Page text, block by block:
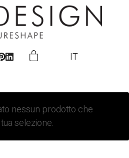
IT
nessun prodotto che
selezione.